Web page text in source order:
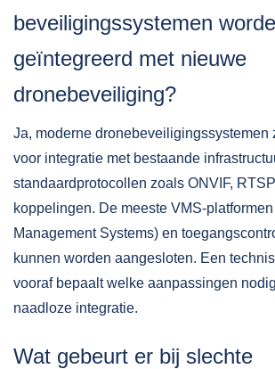
beveiligingssystemen
geïntegreerd met nieuwe
dronebeveiliging?
Ja, moderne dronebeveiligingssystemen
voor integratie met bestaande
standaardprotocollen zoals ONVIF,
koppelingen. De meeste VMS-
Management Systems) en
kunnen worden aangesloten. Een
vooraf bepaalt welke aanpassingen
naadloze integratie.
Wat gebeurt er bij slechte